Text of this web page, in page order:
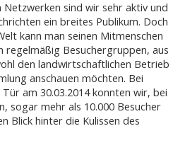
Netzwerken sind wir sehr aktiv und
ein breites Publikum. Doch
kann man seinen Mitmenschen
regelmäßig Besuchergruppen, aus
den landwirtschaftlichen Betrieb
anschauen möchten. Bei
am 30.03.2014 konnten wir, bei
sogar mehr als 10.000 Besucher
Blick hinter die Kulissen des